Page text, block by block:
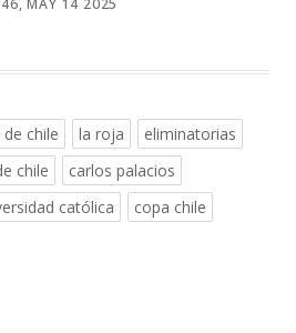
MAY 14 2025
chile la roja
eliminatorias
chile
carlos palacios
católica
copa chile